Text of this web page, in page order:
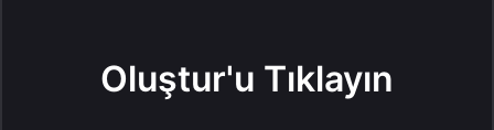
Oluştur'u Tıklayın